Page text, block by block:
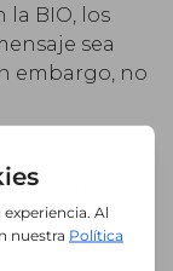
la BIO, los
sea
embargo, no
de tu
No
que sean